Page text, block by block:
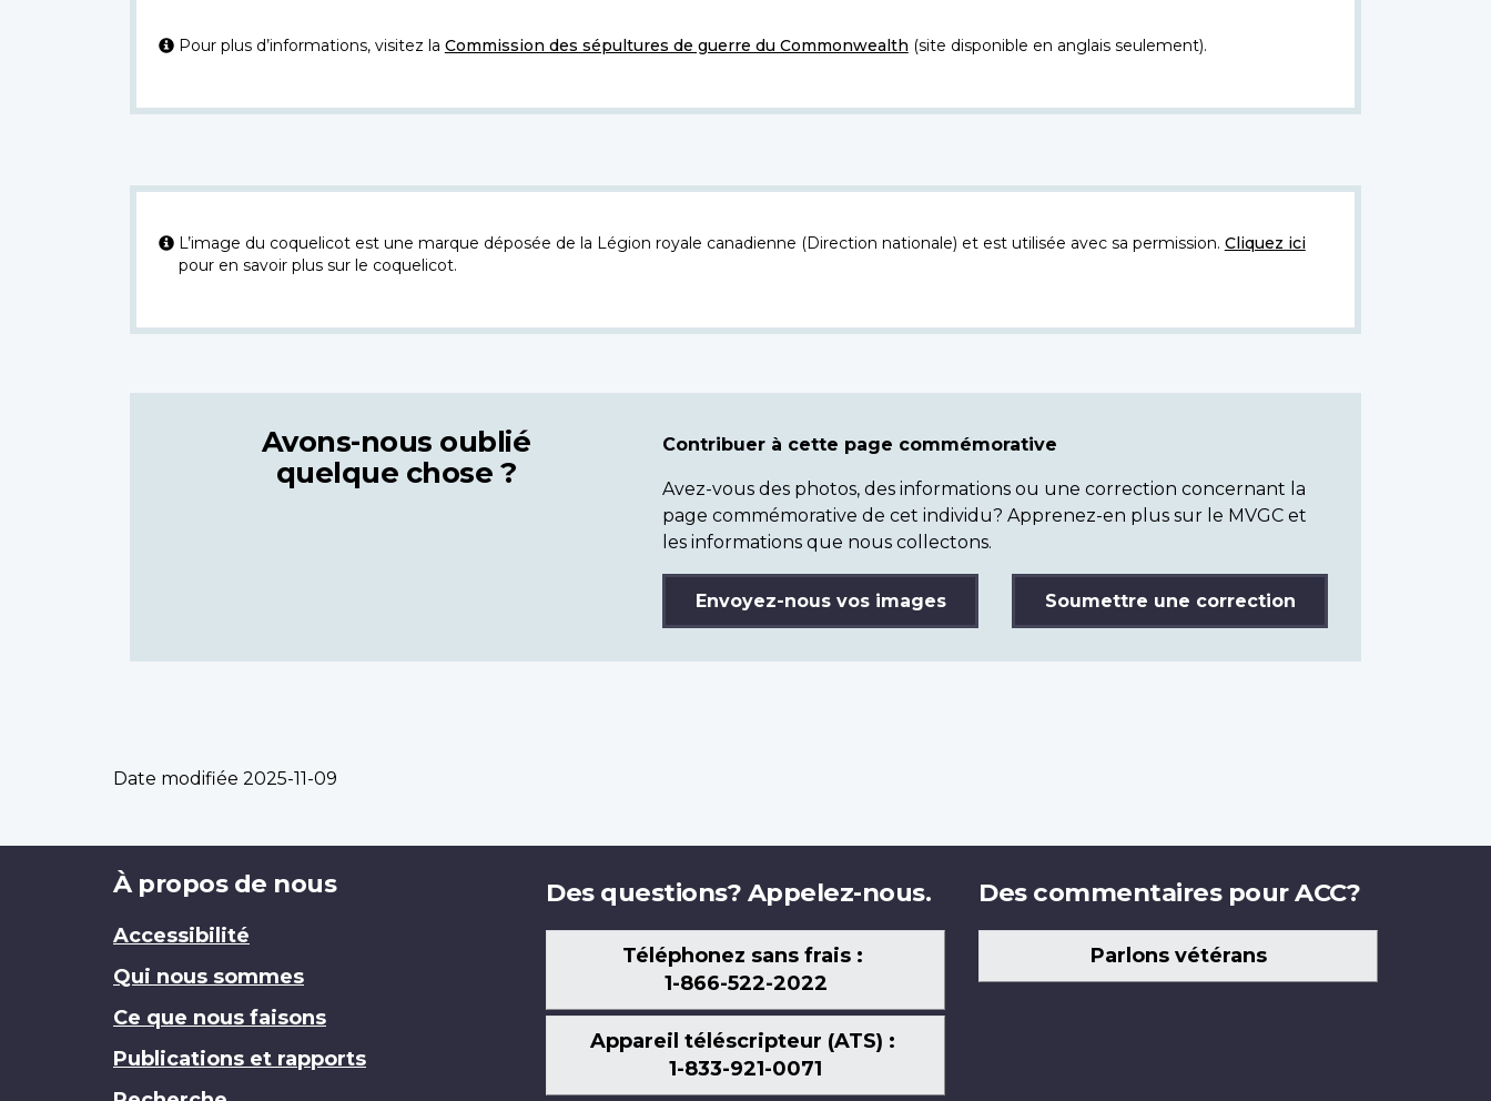
Pour plus d’informations, visitez la Commission des sépultures de guerre du Commonwealth (site disponible en anglais seulement).
L’image du coquelicot est une marque déposée de la Légion royale canadienne (Direction nationale) et est utilisée avec sa permission. Cliquez ici
pour en savoir plus sur le coquelicot.
Avons-nous oublié
quelque chose ?
Contribuer à cette page commémorative
Avez-vous des photos, des informations ou une correction concernant la
page commémorative de cet individu? Apprenez-en plus sur le MVGC et
les informations que nous collectons.
Envoyez-nous vos images Soumettre une correction
Date modifiée 2025-11-09
Brand
À propos de nous
Accessibilité
Qui nous sommes
Ce que nous faisons
Publications et rapports
Des questions? Appelez-nous.
Téléphonez sans frais :
1-866-522-2022
Appareil téléscripteur (ATS) :
1-833-921-0071
Des commentaires pour ACC?
Parlons vétérans